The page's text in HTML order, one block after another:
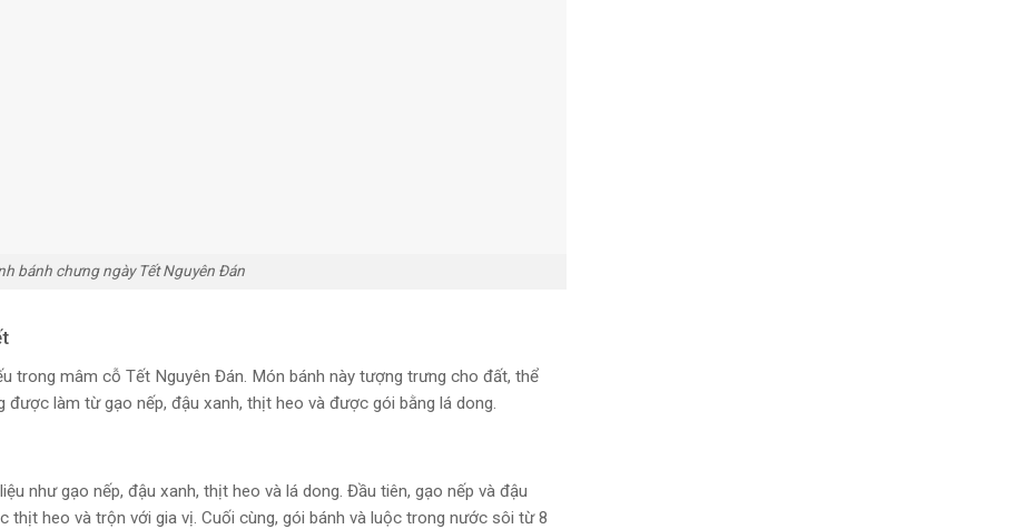
bánh chưng ngày Tết Nguyên Đán
trong mâm cỗ Tết Nguyên Đán. Món bánh này tượng trưng cho đất, thể
làm từ gạo nếp, đậu xanh, thịt heo và được gói bằng lá dong.
như gạo nếp, đậu xanh, thịt heo và lá dong. Đầu tiên, gạo nếp và đậu
thịt heo và trộn với gia vị. Cuối cùng, gói bánh và luộc trong nước sôi từ 8